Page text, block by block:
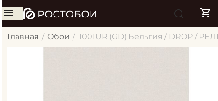
Главная / Обои / 1001UR (GD) Бельгия / DROP /